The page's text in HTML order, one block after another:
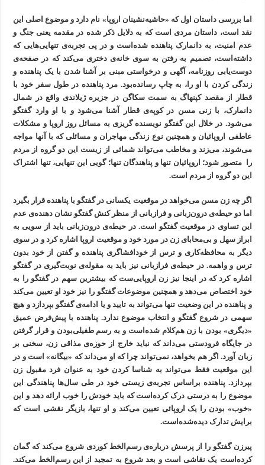
اما بررسی داستان اول که «حاشیه‌نشینان اروپا» نام دارد و موضوع اصلی این
نقد است، داستان مردی است که به دلایل ذکر شده در مقدمه یعنی جنگ و
عدم امنیت، به دانمارک پناهنده شده‌است و در پی تجربه‌ی تنهایی‌هایی که
داشته‌است، تصمیم به رفتن به سوی خانه‌ی دختری می‌کند که در صفحه‌ی
دوست‌یابی روزنامه، آگهی‌ و درخواستی مبنی بر آشنا شدن با یک پناهنده و
زندگی کردن با او را، به چاپ رسانده‌بود. مرد پناهنده در طول سفر خود با
قطار از مقصد کپنهاگ به سمت سکاگن در جزیره‌ ژیلاندی واقع در شمال
دانمارک، با زنی مسن در کوپه‌‌ی قطار آشنا می‌شود و با او وارد گفتگو
می‌شود. در خلال این گفتگو نویسنده گریزی به مسائل روز اروپا و مشکلات
عاطفی اروپائیان و همچنین نوع زندگی مهاجران و مسائلی که با آنها مواجه
می‌شوند، می‌زند و مخاطب می‌تواند شمائی از زیست این دو گروه از مردم
را متصور شود؛ اروپائیان تنها و پناهندگان تنها؛ گویی این تنهایی، تنها اشتراک
این دو گروه از مردم است.
اگر چه زن مسن می‌خواهد در موقعیت یکسانی در گفتگو با پناهنده قرار بگیرد
اما دو حیطه‌ی درون‌زبانی و فرازبانی از منظر کنش گفتگو نشان دهنده‌ی عدم
این تساوی در موقعیت گفتگو است. در حیطه‌ی درون‌زبانی باید از سویی به
ابراز سهل و بی‌محابای زن در مورد خود و موقعیت اروپا اشاره کرد و در سوی
دیگر به محافظه‌کاری و ترس از خودافشاگری پناهنده و گفتن از خود بدون
ترس و واهمه. در حیطه‌ی فرازبانی نیز باید به مقوله‌ی نوبت‌گیری در گفتگو
اشاره کرد که در اینجا نیز زن اروپایی‌ست که بیشترین سهم در گفتگو را به
خود اختصاص می‌دهد و همچنین موضوعات گفتگو را نیز خود او تعیین می‌کند
و پناهنده در این وضعیت تنها می‌تواند به تایید و یا ادامه‌ی گفتگو بپردازد و هیچ
سهمی در شروع گفتگو و انتخاب موضوع ندارد. پناهنده با پیش‌فرض عمیق
«دیگری» بودن با زن هم‌کلام شده‌است و به رسم طفیلی‌بودن و قرار گرفتن
در جایگاه فرودستی می‌داند که نباید خارج از حوزه‌ی مذاقی زن، سخنی بر
زبان آورد. اگر هم بخواهد، نمی‌تواند چرا که او می‌داند که «بیگانه» است و در
این موقعیت فقط می‌تواند به شناسا کردن خود به عنوان فرد مقبول زن
بپردازد. پناهنده براساس تجربه‌ی زیستی خود در طی سال‌ها پناهندگی این
موضوع را به درستی درک کرده‌است که باید خودش را خوب ارائه دهد و این
«خوب» بودن را یک اروپائی تعیین می‌کند و او تنها، بازیگر نقشی است که
برایش تدارک دیده‌شده‌است.
پیرزن گفتگو را از پرسش درباره‌ی رسم‌الخط کوردی شروع می‌کند که گمان
کرده‌است یک نقاشی است و بعد شروع به تمجید از این رسم‌الخط می‌کند.